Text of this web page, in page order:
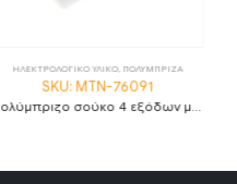
ΝΤΟΥΙ,ΗΛΕΚΤΡΟΛΟΓΙΚΟ ΥΛΙΚΟ
SKU: MTN-76331
Φις αρσενικό λευκό IP20